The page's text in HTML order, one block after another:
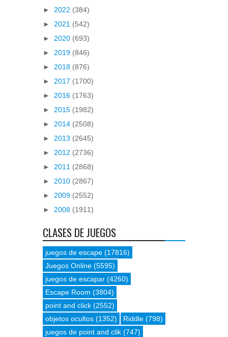
► 2022 (384)
► 2021 (542)
► 2020 (693)
► 2019 (846)
► 2018 (876)
► 2017 (1700)
► 2016 (1763)
► 2015 (1982)
► 2014 (2508)
► 2013 (2645)
► 2012 (2736)
► 2011 (2868)
► 2010 (2867)
► 2009 (2552)
► 2008 (1911)
CLASES DE JUEGOS
juegos de escape (17816)
Juegos Online (5595)
juegos de escapar (4260)
Escape Room (3804)
point and click (2552)
objetos ocultos (1352) Riddle (798)
juegos de point and clik (747)